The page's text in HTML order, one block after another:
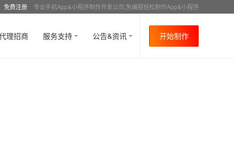
免费注册 专业手机App&小程序制作开发公司,免编程轻松制作App&小程序
理招商 服务支持 公告&资讯 开始制作